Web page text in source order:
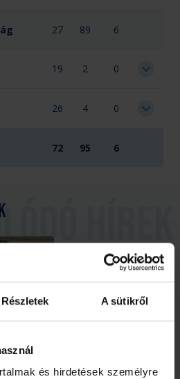
Részletek A sütikről
és hirdetések személyre
27 89 6
19 2 0
26 4 0
72 95 6
az